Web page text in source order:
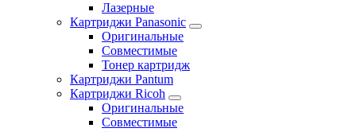
Лазерные
Картриджи Panasonic
Оригинальные
Совместимые
Тонер картридж
Картриджи Pantum
Картриджи Ricoh
Оригинальные
Совместимые